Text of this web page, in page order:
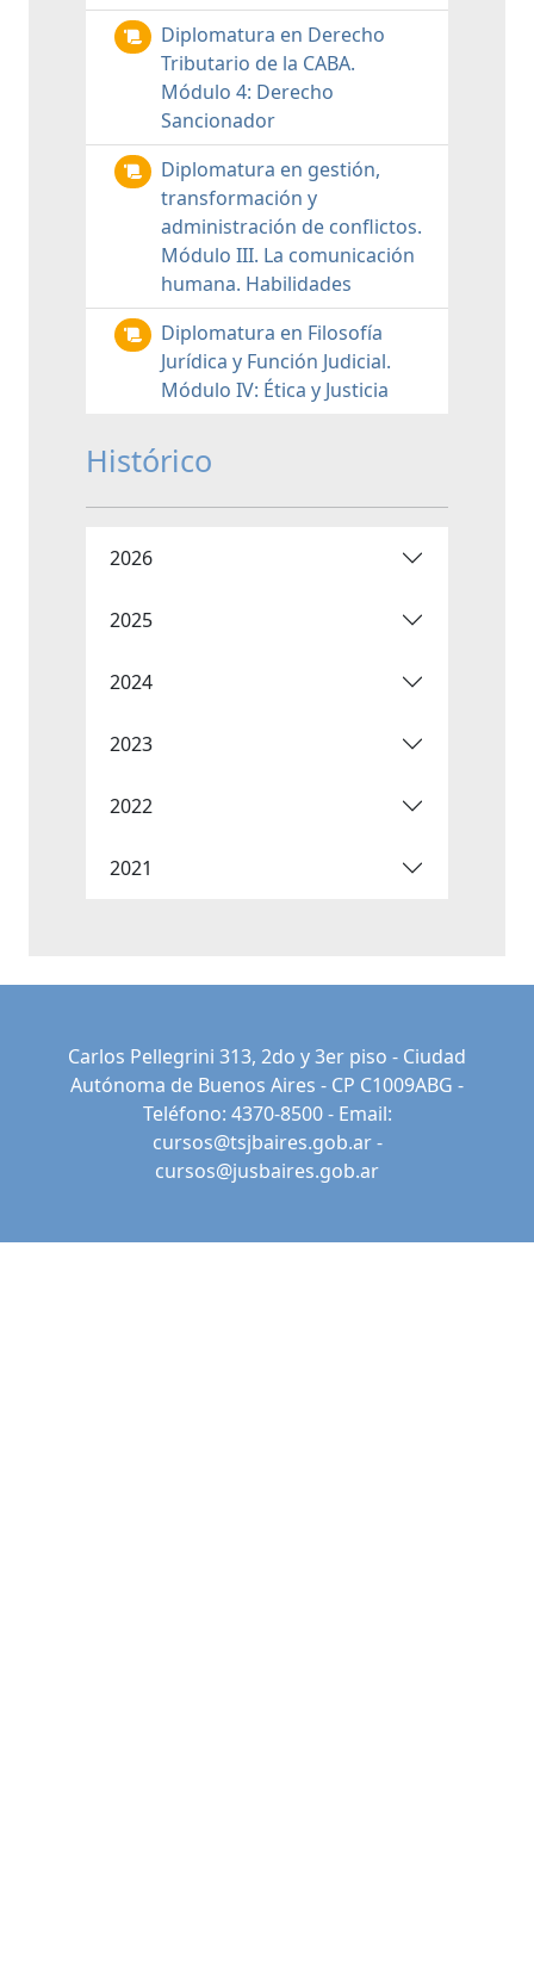
Diplomatura en Derecho
Tributario de la CABA.
Módulo 4: Derecho
Sancionador
Diplomatura en gestión,
transformación y
administración de conflictos.
Módulo III. La comunicación
humana. Habilidades
Diplomatura en Filosofía
Jurídica y Función Judicial.
Módulo IV: Ética y Justicia
Histórico
2026
2025
2024
2023
2022
2021
Carlos Pellegrini 313, 2do y 3er piso - Ciudad
Autónoma de Buenos Aires - CP C1009ABG -
Teléfono: 4370-8500 - Email:
cursos@tsjbaires.gob.ar-
cursos@jusbaires.gob.ar